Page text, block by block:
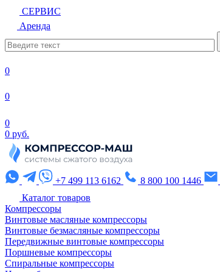
СЕРВИС
Аренда
0
0
0
0 руб.
+7 499 113 6162 8 800 100 1446
Каталог товаров
Компрессоры
Винтовые масляные компрессоры
Винтовые безмасляные компрессоры
Передвижные винтовые компрессоры
Поршневые компрессоры
Спиральные компрессоры